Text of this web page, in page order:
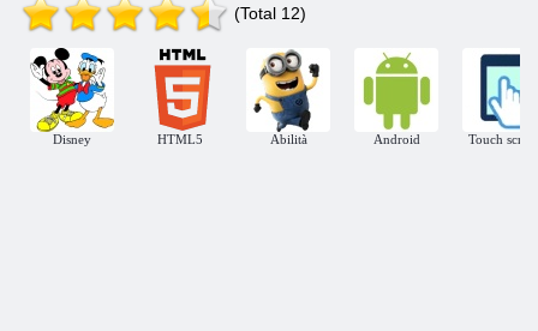
(Total 12)
Disney HTML5 Abilità Android Touch